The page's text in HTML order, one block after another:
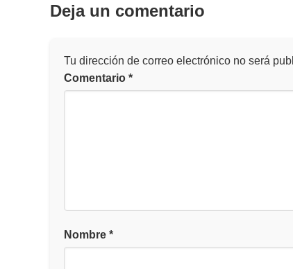
Deja un comentario
Tu dirección de correo electrónico no será
Comentario *
Nombre *